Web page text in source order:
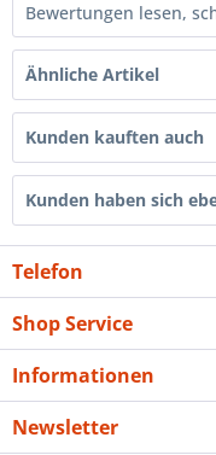
Bewertungen lesen,
Ähnliche Artikel
Kunden kauften auch
Kunden haben sich
Telefon
Shop Service
Informationen
Newsletter